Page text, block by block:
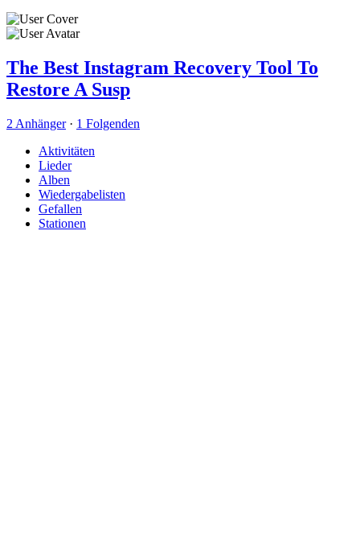
The Best Instagram Recovery Tool To
Restore A Susp
2 Anhänger · 1 Folgenden
Aktivitäten
Lieder
Alben
Wiedergabelisten
Gefallen
Stationen